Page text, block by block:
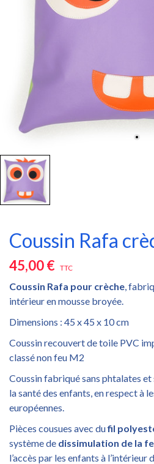
Coussin Rafa
45,00 € TTC
Coussin Rafa pour crèche,
intérieur en mousse broyée.
Dimensions : 45 x 45 x 10 cm
Coussin recouvert de toile PVC
classé non feu M2
Coussin fabriqué sans phtalates
la santé des enfants, en respect à
européennes.
Pièces cousues avec dufil
système de dissimulation de la
l’accès par les enfants à l’intérieur